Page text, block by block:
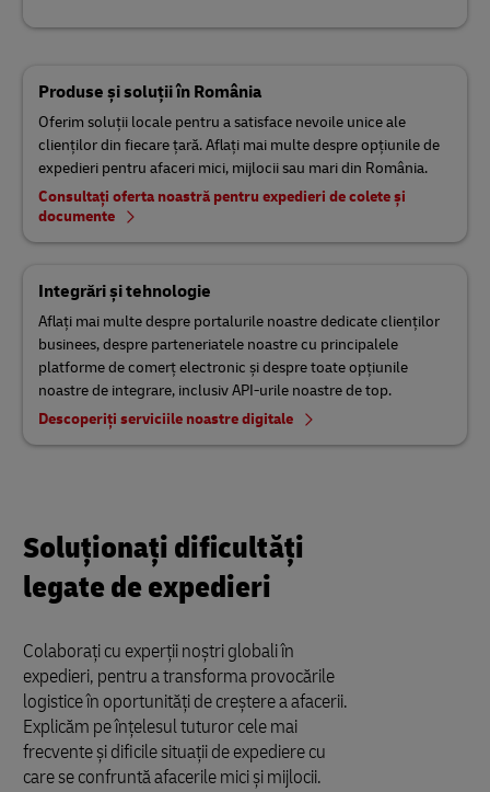
Produse și soluții în România
Oferim soluții locale pentru a satisface nevoile unice ale
clienților din fiecare țară. Aflați mai multe despre opțiunile de
expedieri pentru afaceri mici, mijlocii sau mari din România.
Consultați oferta noastră pentru expedieri de colete și
documente
Integrări și tehnologie
Aflați mai multe despre portalurile noastre dedicate clienților
businees, despre parteneriatele noastre cu principalele
platforme de comerț electronic și despre toate opțiunile
noastre de integrare, inclusiv API-urile noastre de top.
Descoperiți serviciile noastre digitale
Soluționați dificultăți
legate de expedieri
Colaborați cu experții noștri globali în
expedieri, pentru a transforma provocările
logistice în oportunități de creștere a afacerii.
Explicăm pe înțelesul tuturor cele mai
frecvente și dificile situații de expediere cu
care se confruntă afacerile mici și mijlocii.